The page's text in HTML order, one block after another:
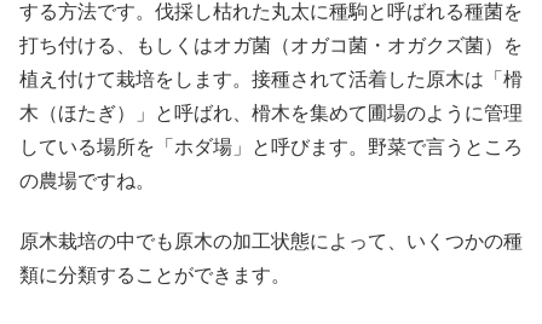
する方法です。伐採し枯れた丸太に種駒と呼ばれる種菌を
打ち付ける、もしくはオガ菌（オガコ菌・オガクズ菌）を
植え付けて栽培をします。接種されて活着した原木は「榾
木（ほたぎ）」と呼ばれ、榾木を集めて圃場のように管理
している場所を「ホダ場」と呼びます。野菜で言うところ
の農場ですね。
原木栽培の中でも原木の加工状態によって、いくつかの種
類に分類することができます。